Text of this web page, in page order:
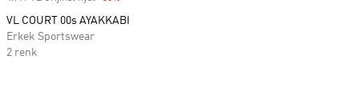
VL COURT 00s AYAKKABI
Erkek Sportswear
2 renk